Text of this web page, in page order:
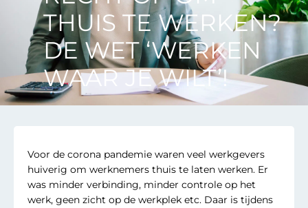
THUIS TE WERKEN?
DE WET ‘WERKEN
WAAR JE WILT’!
Voor de corona pandemie waren veel werkgevers
huiverig om werknemers thuis te laten werken. Er
was minder verbinding, minder controle op het
werk, geen zicht op de werkplek etc. Daar is tijdens